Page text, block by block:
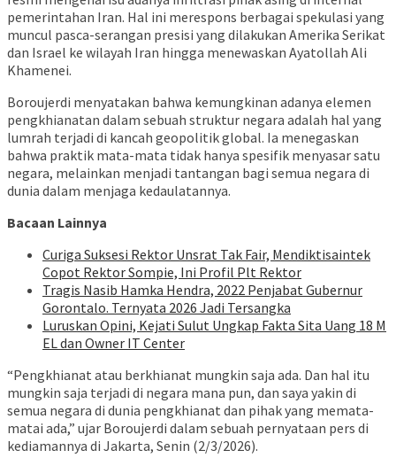
pemerintahan Iran. Hal ini merespons berbagai spekulasi yang
muncul pasca-serangan presisi yang dilakukan Amerika Serikat
dan Israel ke wilayah Iran hingga menewaskan Ayatollah Ali
Khamenei.
Boroujerdi menyatakan bahwa kemungkinan adanya elemen
pengkhianatan dalam sebuah struktur negara adalah hal yang
lumrah terjadi di kancah geopolitik global. Ia menegaskan
bahwa praktik mata-mata tidak hanya spesifik menyasar satu
negara, melainkan menjadi tantangan bagi semua negara di
dunia dalam menjaga kedaulatannya.
Bacaan Lainnya
Curiga Suksesi Rektor Unsrat Tak Fair, Mendiktisaintek
Copot Rektor Sompie, Ini Profil Plt Rektor
Tragis Nasib Hamka Hendra, 2022 Penjabat Gubernur
Gorontalo. Ternyata 2026 Jadi Tersangka
Luruskan Opini, Kejati Sulut Ungkap Fakta Sita Uang 18 M
EL dan Owner IT Center
“Pengkhianat atau berkhianat mungkin saja ada. Dan hal itu
mungkin saja terjadi di negara mana pun, dan saya yakin di
semua negara di dunia pengkhianat dan pihak yang memata-
matai ada,” ujar Boroujerdi dalam sebuah pernyataan pers di
kediamannya di Jakarta, Senin (2/3/2026).